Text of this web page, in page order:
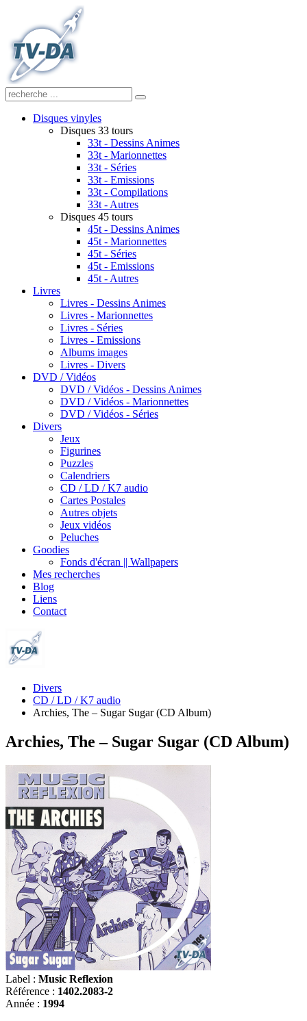
Disques vinyles
Disques 33 tours
33t - Dessins Animes
33t - Marionnettes
33t - Séries
33t - Emissions
33t - Compilations
33t - Autres
Disques 45 tours
45t - Dessins Animes
45t - Marionnettes
45t - Séries
45t - Emissions
45t - Autres
Livres
Livres - Dessins Animes
Livres - Marionnettes
Livres - Séries
Livres - Emissions
Albums images
Livres - Divers
DVD / Vidéos
DVD / Vidéos - Dessins Animes
DVD / Vidéos - Marionnettes
DVD / Vidéos - Séries
Divers
Jeux
Figurines
Puzzles
Calendriers
CD / LD / K7 audio
Cartes Postales
Autres objets
Jeux vidéos
Peluches
Goodies
Fonds d'écran || Wallpapers
Mes recherches
Blog
Liens
Contact
Divers
CD / LD / K7 audio
Archies, The ‎– Sugar Sugar (CD Album)
Archies, The ‎– Sugar Sugar (CD Album)
Label : Music Reflexion
Référence : 1402.2083-2
Année : 1994